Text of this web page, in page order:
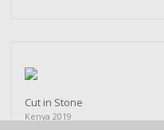
Cut in Stone
Kenya 2019